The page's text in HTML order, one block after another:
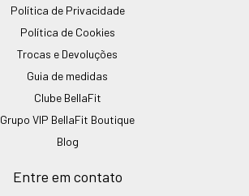
Política de Privacidade
Política de Cookies
Trocas e Devoluções
Guia de medidas
Clube BellaFit
Grupo VIP BellaFit Boutique
Blog
Entre em contato